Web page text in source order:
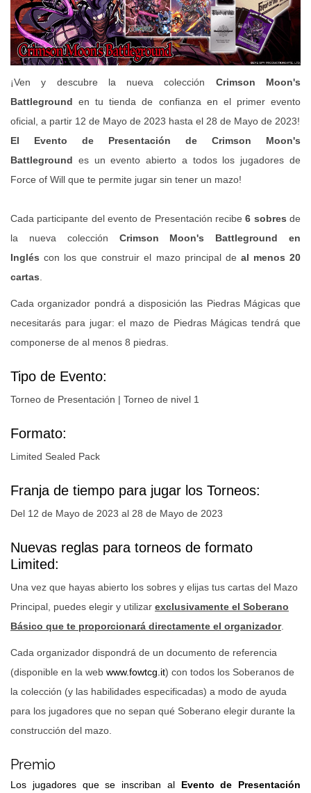
¡Ven y descubre la nueva colección Crimson Moon's
Battlegrounden tu tienda de confianza en el primer evento
oficial, a partir 12 de Mayo de 2023 hasta el 28 de Mayo de 2023!
El Evento de Presentación de Crimson Moon's
Battleground es un evento abierto a todos los jugadores de
Force of Will que te permite jugar sin tener un mazo!
Cada participante del evento de Presentación recibe6 sobres de
la nueva colección Crimson Moon's Battleground en
Ingléscon los que construir el mazo principal de al menos 20
cartas
Cada organizador pondrá a disposición las Piedras Mágicas que
necesitarás para jugar: el mazo de Piedras Mágicas tendrá que
componerse de al menos 8 piedras.
Tipo de Evento:
Torneo de Presentación | Torneo de nivel 1
Formato:
Limited Sealed Pack
Franja de tiempo para jugar los Torneos:
Del 12 de Mayo de 2023 al 28 de Mayo de 2023
Nuevas reglas para torneos de formato
Limited:
Una vez que hayas abierto los sobres y elijas tus cartas del Mazo
Principal, puedes elegir y utilizar exclusivamente el Soberano
Básico que te proporcionará directamente el organizador.
Cada organizador dispondrá de un documento de referencia
(disponible en la web www.fowtcg.it) con todos los Soberanos de
la colección (y las habilidades especificadas) a modo de ayuda
para los jugadores que no sepan qué Soberano elegir durante la
construcción del mazo.
Premio
Los jugadores que se inscriban al
Evento de Presentación